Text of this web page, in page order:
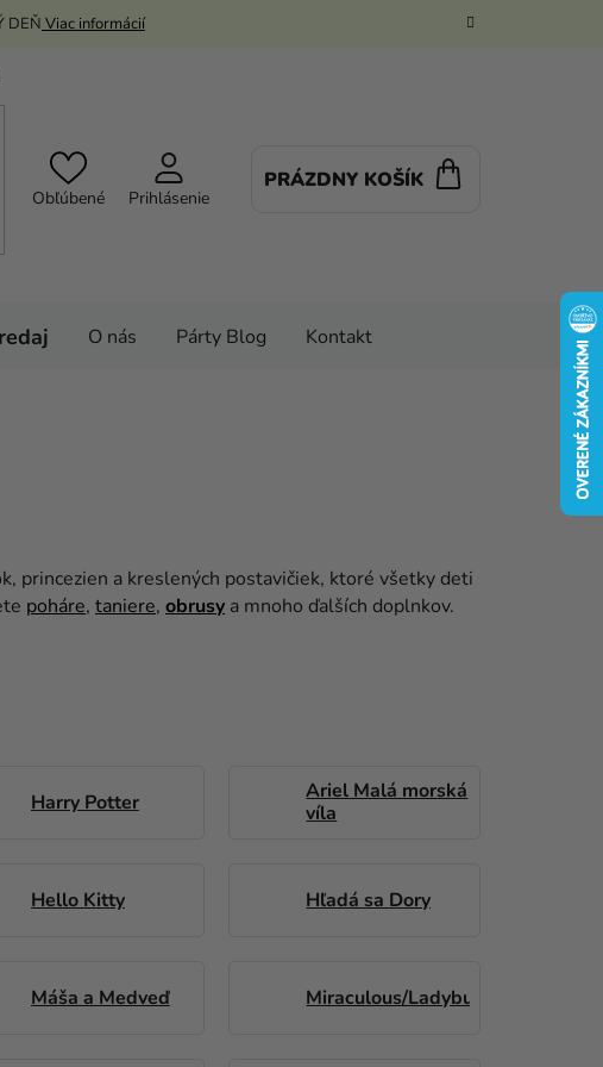
DEŇ Viac informácií
Obľúbené Prihlásenie
PRÁZDNY KOŠÍK
O nás Párty Blog Kontakt
princezien a kreslených postavičiek, ktoré všetky deti
poháre, taniere, obrusy a mnoho ďalších doplnkov.
Harry Potter
Ariel Malá morská
víla
Hello Kitty Hľadá sa Dory
Máša a Medveď Miraculous/Ladybug